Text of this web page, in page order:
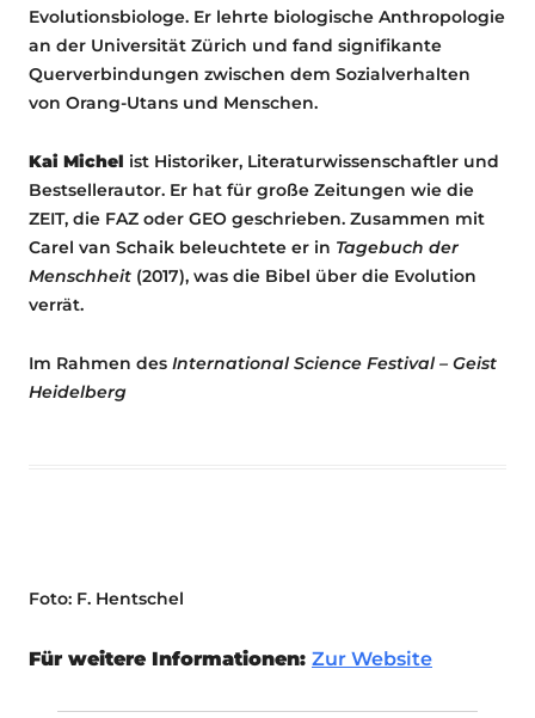
Evolutionsbiologe. Er lehrte biologische Anthropologie
an der Universität Zürich und fand signifikante
Querverbindungen zwischen dem Sozialverhalten
von Orang-Utans und Menschen.
Kai Michel ist Historiker, Literaturwissenschaftler und
Bestsellerautor. Er hat für große Zeitungen wie die
ZEIT, die FAZ oder GEO geschrieben. Zusammen mit
Carel van Schaik beleuchtete er in Tagebuch der
Menschheit (2017), was die Bibel über die Evolution
verrät.
Im Rahmen des International Science Festival – Geist
Heidelberg
Foto: F. Hentschel
Für weitere Informationen: Zur Website